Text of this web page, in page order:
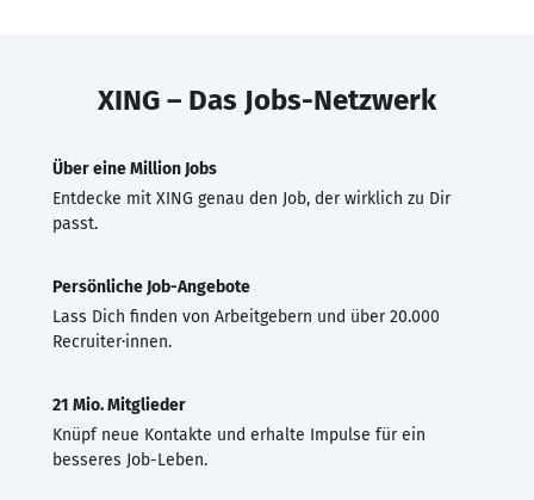
XING – Das Jobs-Netzwerk
Über eine Million Jobs
Entdecke mit XING genau den Job, der wirklich zu Dir
passt.
Persönliche Job-Angebote
Lass Dich finden von Arbeitgebern und über 20.000
Recruiter·innen.
21 Mio. Mitglieder
Knüpf neue Kontakte und erhalte Impulse für ein
besseres Job-Leben.